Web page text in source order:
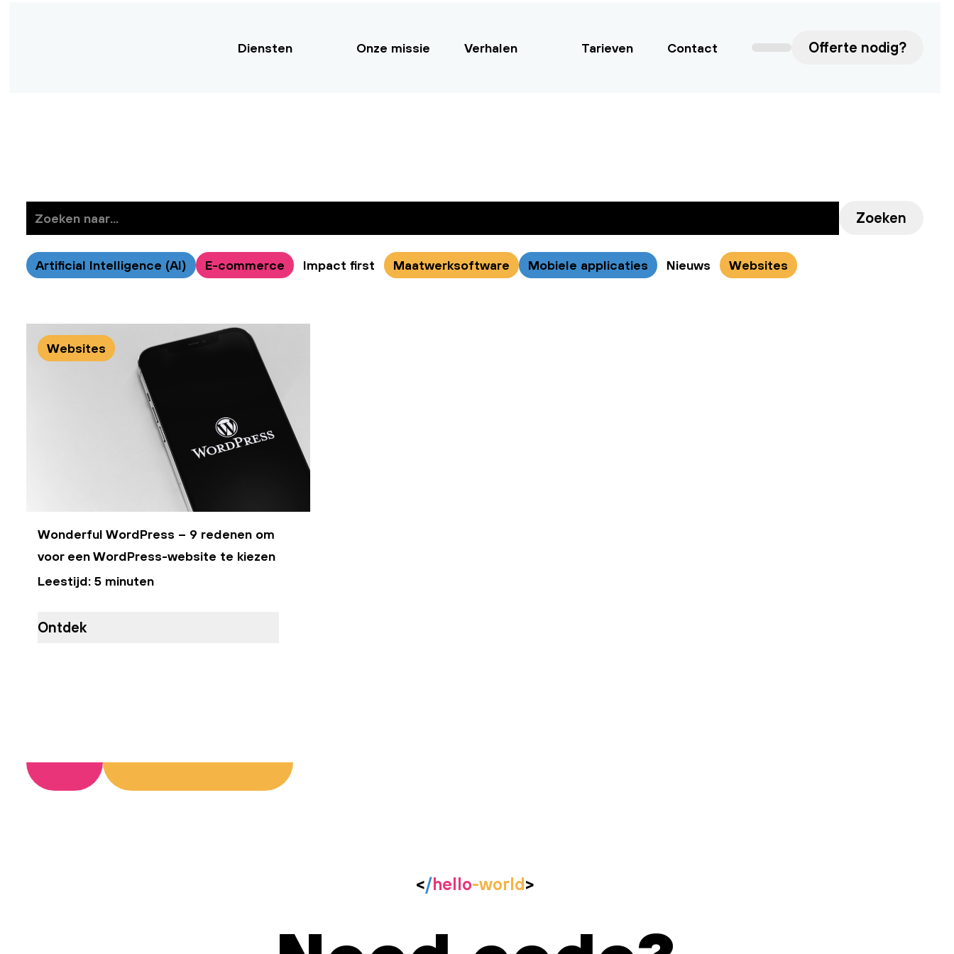
Diensten Onze missie Verhalen Tarieven Contact Offerte nodig?
Zoeken
Artificial Intelligence (AI) E-commerce Impact first Maatwerksoftware Mobiele applicaties Nieuws Websites
Websites
Wonderful WordPress – 9 redenen om
voor een WordPress-website te kiezen
Leestijd: 5 minuten
Ontdek
</hello-world>